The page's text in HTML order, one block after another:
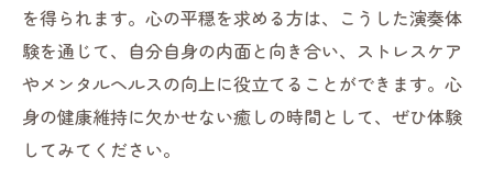
を得られます。心の平穏を求める方は、こうした演奏体
験を通じて、自分自身の内面と向き合い、ストレスケア
やメンタルヘルスの向上に役立てることができます。心
身の健康維持に欠かせない癒しの時間として、ぜひ体験
してみてください。